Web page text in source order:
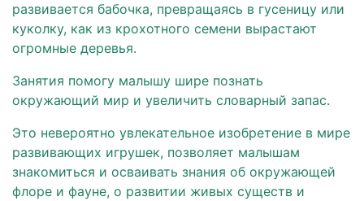
развивается бабочка, превращаясь в гусеницу или
куколку, как из крохотного семени вырастают
огромные деревья.
Занятия помогу малышу шире познать
окружающий мир и увеличить словарный запас.
Это невероятно увлекательное изобретение в мире
развивающих игрушек, позволяет малышам
знакомиться и осваивать знания об окружающей
флоре и фауне, о развитии живых существ и